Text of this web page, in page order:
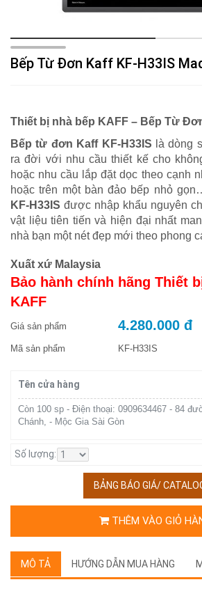
Bếp Từ Đơn Kaff KF-H33IS
Thiết bị nhà bếp KAFF – Bếp Từ
Bếp từ đơn Kaff KF-H33IS là dòng
ra đời với nhu cầu thiết kế cho
hoặc nhu cầu lắp đặt dọc theo cạnh
hoặc trên một bàn đảo bếp nhỏ
KF-H33IS được nhập khẩu nguyên
vật liệu tiên tiến và hiện đại nhất
nhà bạn một nét đẹp mới theo phong
Xuất xứ Malaysia
Bảo hành chính hãng Thiết
KAFF
Giá sản phẩm 4.280.000 đ
Mã sản phẩm KF-H33IS
Tên cửa hàng
Còn 100 sp - Điện thoại: 0909634467 - 84
Chánh, - Mộc Gia Sài Gòn
Số lượng:
BẢNG BÁO GIÁ/
THÊM VÀO GIỎ
MÔ TẢ HƯỚNG DẪN MUA HÀNG